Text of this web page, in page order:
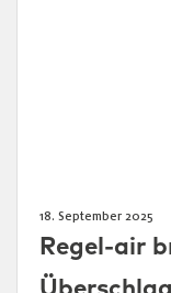
18. September 2025
Regel-air